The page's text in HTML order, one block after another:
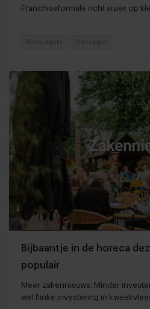
Franchiseformule richt vizier op
Restaurants Concepten
Bijbaantje in de horeca
populair
Meer zakennieuws: Minder
wel flinke investering in